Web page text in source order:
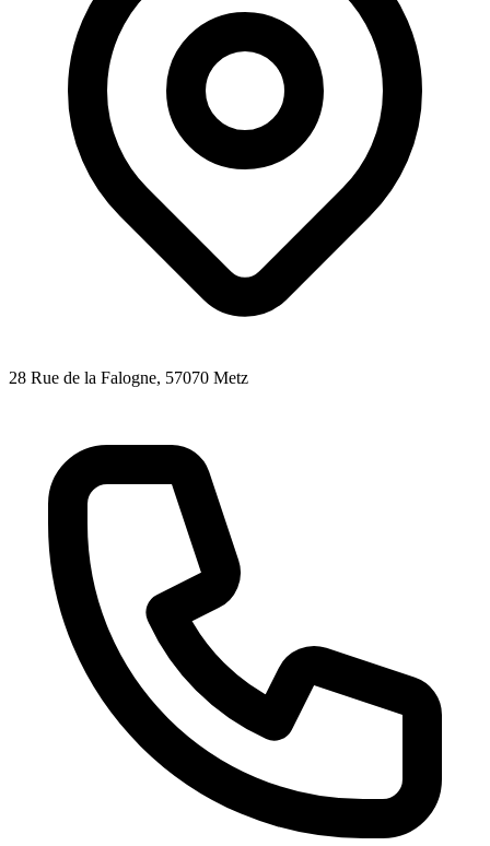
28 Rue de la Falogne, 57070 Metz